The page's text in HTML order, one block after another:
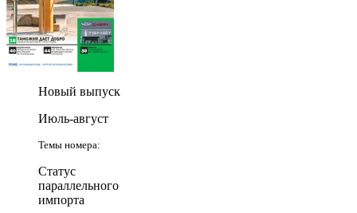
Новый выпуск
Июль-август
Темы номера:
Статус
параллельного
импорта